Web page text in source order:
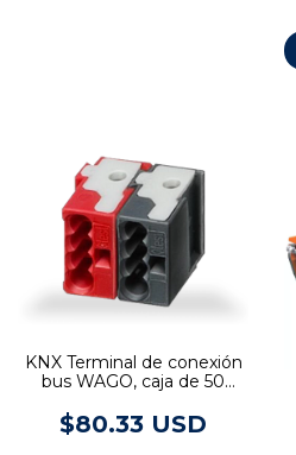
KNX Terminal de conexión
bus WAGO, caja de 50
$80.33 USD